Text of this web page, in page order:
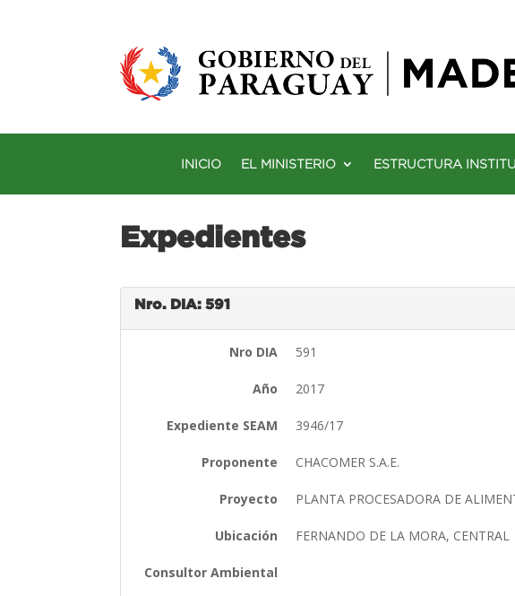
INICIO EL MINISTERIO ESTRUCTURA
Expedientes
Nro. DIA: 591
Nro DIA 591
Año 2017
Expediente SEAM 3946/17
Proponente CHACOMER S.A.E.
Proyecto PLANTA PROCESADORA DE
Ubicación FERNANDO DE LA MORA, CENTRAL
Consultor Ambiental